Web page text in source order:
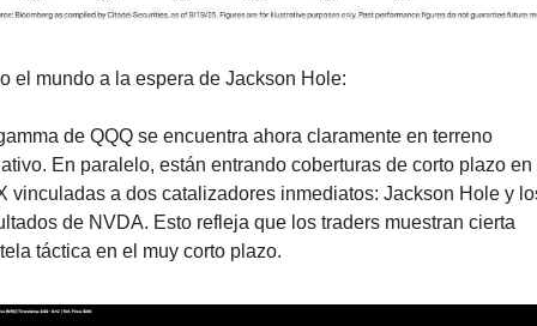
el mundo a la espera de Jackson Hole:
de QQQ se encuentra ahora claramente en terreno
En paralelo, están entrando coberturas de corto plazo en
vinculadas a dos catalizadores inmediatos: Jackson Hole y
de NVDA. Esto refleja que los traders muestran cierta
táctica en el muy corto plazo.